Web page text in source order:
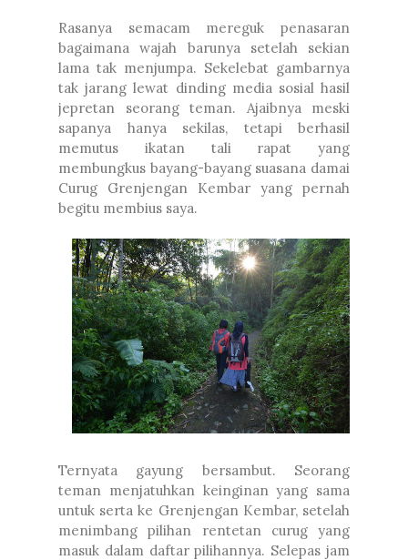
Rasanya semacam mereguk penasaran
bagaimana wajah barunya setelah sekian
lama tak menjumpa. Sekelebat gambarnya
tak jarang lewat dinding media sosial hasil
jepretan seorang teman. Ajaibnya meski
sapanya hanya sekilas, tetapi berhasil
memutus ikatan tali rapat yang
membungkus bayang-bayang suasana damai
Curug Grenjengan Kembar yang pernah
begitu membius saya.
Ternyata gayung bersambut. Seorang
teman menjatuhkan keinginan yang sama
untuk serta ke Grenjengan Kembar, setelah
menimbang pilihan rentetan curug yang
masuk dalam daftar pilihannya. Selepas jam